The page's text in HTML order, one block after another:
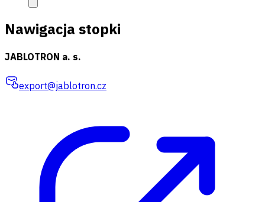
Nawigacja stopki
JABLOTRON a. s.
export@jablotron.cz